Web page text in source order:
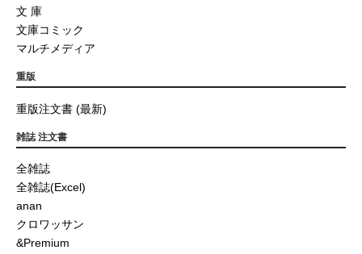
文 庫
文庫コミック
マルチメディア
重版
重版注文書 (最新)
雑誌 注文書
全雑誌
全雑誌(Excel)
anan
クロワッサン
&Premium